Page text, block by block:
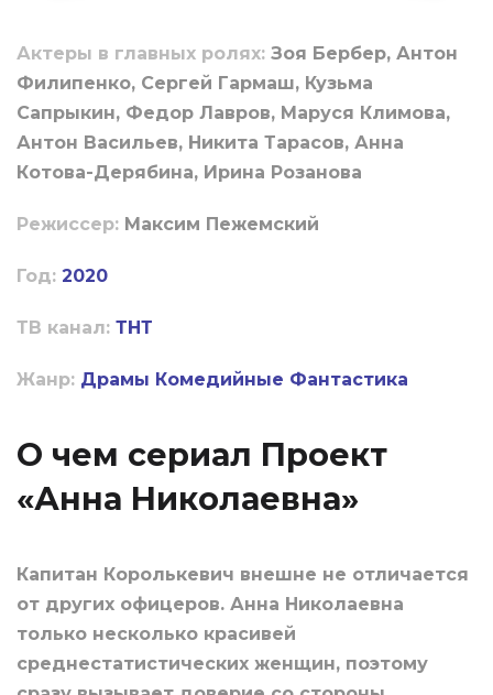
Актеры в главных ролях: Зоя Бербер, Антон
Филипенко, Сергей Гармаш, Кузьма
Сапрыкин, Федор Лавров, Маруся Климова,
Антон Васильев, Никита Тарасов, Анна
Котова-Дерябина, Ирина Розанова
Режиссер: Максим Пежемский
Год: 2020
ТВ канал: ТНТ
Жанр: Драмы Комедийные Фантастика
О чем сериал Проект
«Анна Николаевна»
Капитан Королькевич внешне не отличается
от других офицеров. Анна Николаевна
только несколько красивей
среднестатистических женщин, поэтому